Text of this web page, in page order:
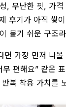
, 무난한 핏, 가격
후기가 아직 쌓
붙기 쉬운 구조
면 가장 먼저 나
편해요” 같은
복 착용 가치를